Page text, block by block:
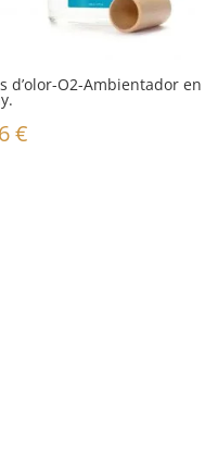
d’olor-O2-Ambientador en
€